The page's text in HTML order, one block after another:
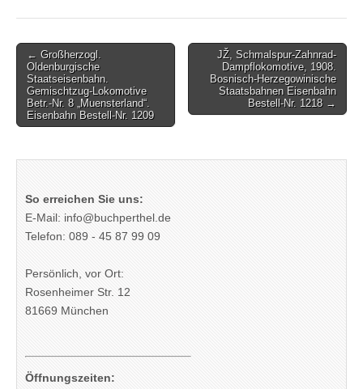
Post
navigation
← Großherzogl.
Oldenburgische
Staatseisenbahn.
Gemischtzug-Lokomotive
Betr.-Nr. 8 „Muensterland“.
Eisenbahn Bestell-Nr. 1209
JŽ, Schmalspur-Zahnrad-
Dampflokomotive, 1908.
Bosnisch-Herzegowinische
Staatsbahnen Eisenbahn
Bestell-Nr. 1218 →
So erreichen Sie uns:
E-Mail: info@buchperthel.de
Telefon: 089 - 45 87 99 09
Persönlich, vor Ort:
Rosenheimer Str. 12
81669 München
Öffnungszeiten: